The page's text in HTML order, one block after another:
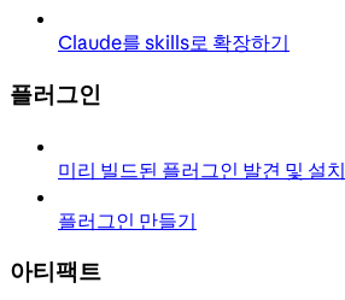
Claude를 skills로 확장하기
플러그인
미리 빌드된 플러그인 발견 및 설치
플러그인 만들기
아티팩트